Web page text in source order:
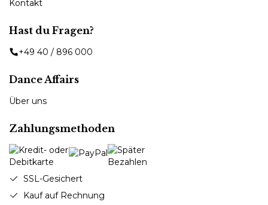
Kontakt
Hast du Fragen?
+49 40 / 896 000
Dance Affairs
Über uns
Zahlungsmethoden
SSL-Gesichert
Kauf auf Rechnung